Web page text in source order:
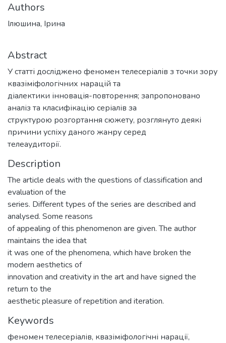
Authors
Ілюшина, Ірина
Abstract
У статті досліджено феномен телесеріалів з точки зору
квазіміфологічних нарацій та
діалектики інновація-повторення; запропоновано
аналіз та класифікацію серіалів за
структурою розгортання сюжету, розглянуто деякі
причини успіху даного жанру серед
телеаудиторії.
Description
The article deals with the questions of classification and
evaluation of the
series. Different types of the series are described and
analysed. Some reasons
of appealing of this phenomenon are given. The author
maintains the idea that
it was one of the phenomena, which have broken the
modern aesthetics of
innovation and creativity in the art and have signed the
return to the
aesthetic pleasure of repetition and iteration.
Keywords
феномен телесеріалів, квазіміфологічні нарації,